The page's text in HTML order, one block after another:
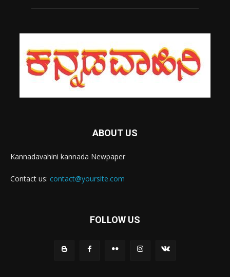
ABOUT US
Kannadavahini kannada Newpaper
Contact us: contact@yoursite.com
FOLLOW US